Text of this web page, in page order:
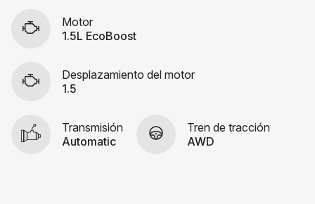
Motor
1.5L EcoBoost
Desplazamiento del motor
1.5
Transmisión
Automatic
Tren de tracción
AWD